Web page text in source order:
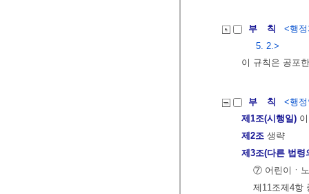
부 칙
<행
5. 2.>
이 규칙은 공포
부 칙
<행
제1조(시행일)
제2조 생략
제3조(다른 법령
⑦ 어린이ㆍ
제11조제4항